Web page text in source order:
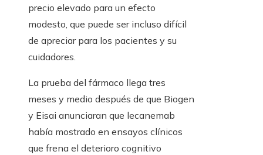
precio elevado para un efecto
modesto, que puede ser incluso difícil
de apreciar para los pacientes y su
cuidadores.
La prueba del fármaco llega tres
meses y medio después de que Biogen
y Eisai anunciaran que lecanemab
había mostrado en ensayos clínicos
que frena el deterioro cognitivo